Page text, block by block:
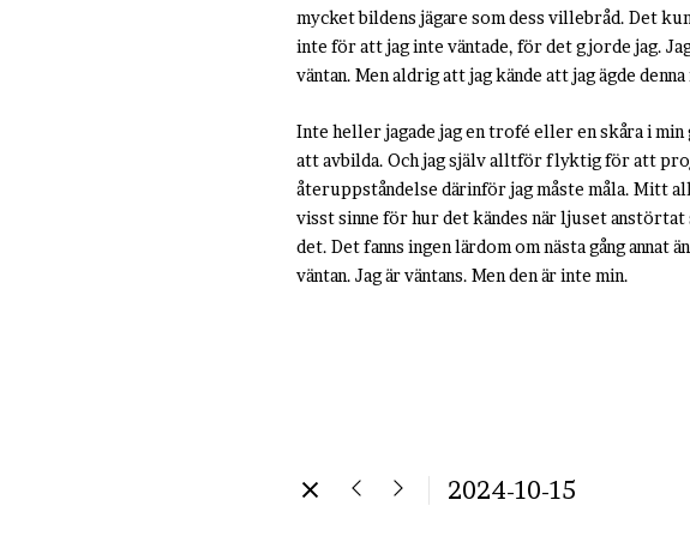
mycket bildens jägare som dess villebråd. Det
inte för att jag inte väntade, för det gjorde jag.
väntan. Men aldrig att jag kände att jag ägde
Inte heller jagade jag en trofé eller en skåra i
att avbilda. Och jag själv alltför flyktig för att
återuppståndelse därinför jag måste måla. Mitt
visst sinne för hur det kändes när ljuset
det. Det fanns ingen lärdom om nästa gång
väntan. Jag är väntans. Men den är inte min.
2024-10-15